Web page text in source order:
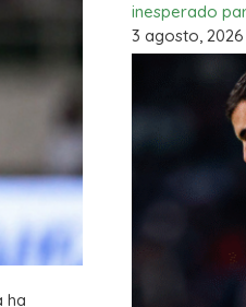
ha
inesperado
3 agosto, 2026